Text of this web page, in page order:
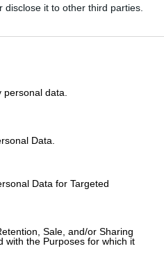
disclose it to other third parties.
data.
Data.
Data for Targeted
Sale, and/or Sharing
with the Purposes for which it